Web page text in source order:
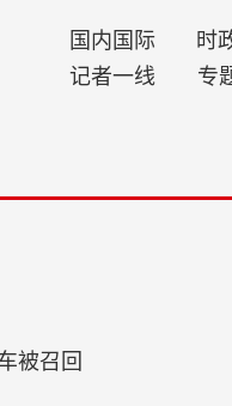
国内国际
时
记者一线
专
被召回